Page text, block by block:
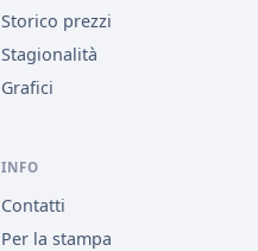
Storico prezzi
Stagionalità
Grafici
INFO
Contatti
Per la stampa